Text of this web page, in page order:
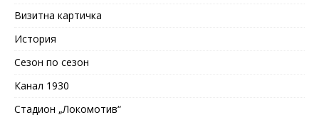
Визитна картичка
История
Сезон по сезон
Канал 1930
Стадион „Локомотив“